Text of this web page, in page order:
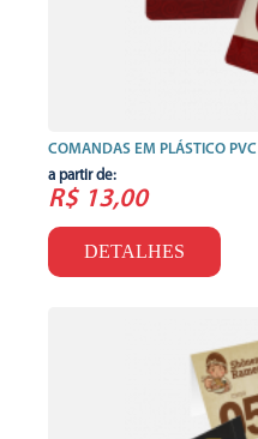
COMANDAS EM PLÁSTICO PVC
a partir de:
R$ 13,00
DETALHES